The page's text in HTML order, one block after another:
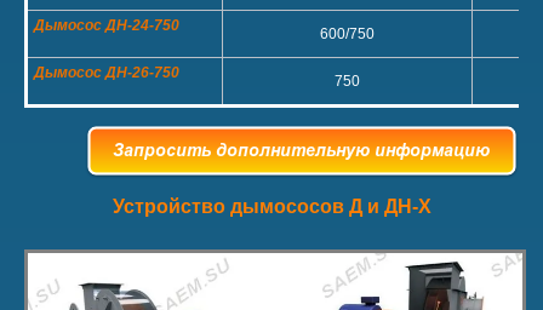
Дымосос ДН-24-750 600/750
Дымосос ДН-26-750 750
Устройство дымососов Д и ДН-Х